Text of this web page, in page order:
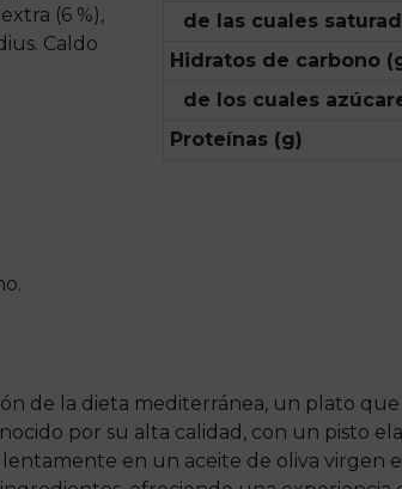
(6 %),
Caldo
de las cuales
Hidratos de carbono
de los cuales
Proteínas (g)
de la dieta mediterránea, un plato que
por su alta calidad, con un pisto
en un aceite de oliva virgen